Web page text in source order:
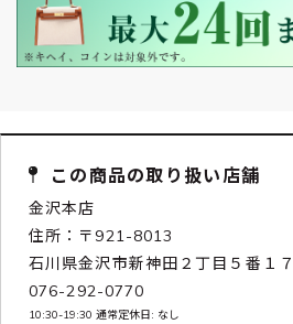
この商品の取り扱い店舗
金沢本店
住所：〒921-8013
石川県金沢市新神田２丁目５番１
076-292-0770
10:30-19:30 通常定休日: なし